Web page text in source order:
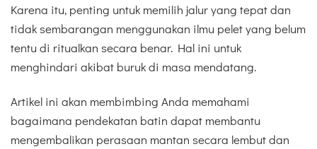
Karena itu, penting untuk memilih jalur yang tepat dan
tidak sembarangan menggunakan ilmu pelet yang belum
tentu di ritualkan secara benar. Hal ini untuk
menghindari akibat buruk di masa mendatang.
Artikel ini akan membimbing Anda memahami
bagaimana pendekatan batin dapat membantu
mengembalikan perasaan mantan secara lembut dan